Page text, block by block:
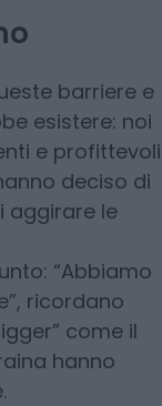
barriere e
esistere: noi
e profittevoli
deciso di
aggirare le
“Abbiamo
ricordano
come il
hanno